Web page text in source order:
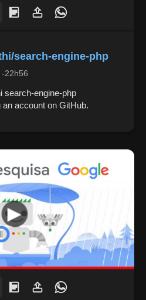
search-engine-php
22h56
search-engine-php
account on GitHub.